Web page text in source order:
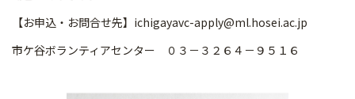
【お申込・お問合せ先】ichigayavc-apply@ml.hosei.ac.jp
市ケ谷ボランティアセンター ０３－３２６４－９５１６